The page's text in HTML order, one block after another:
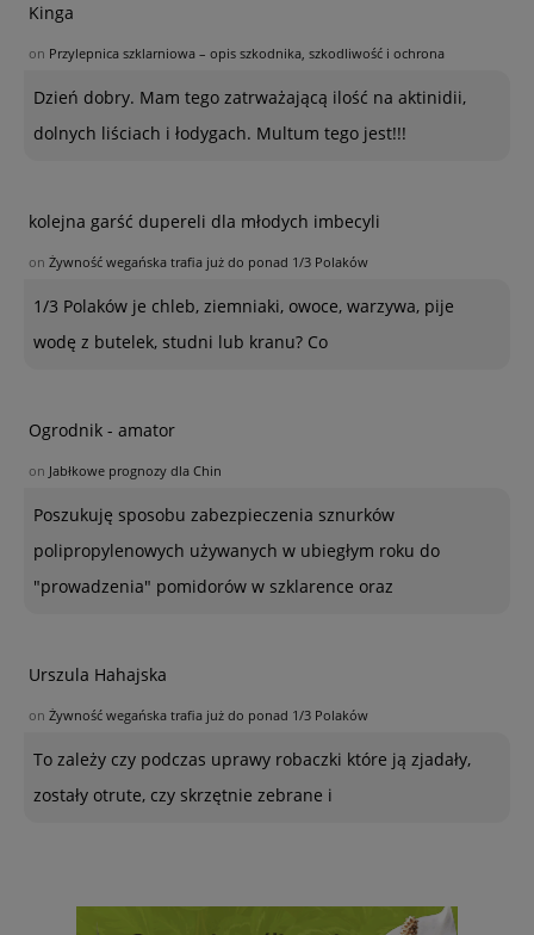
Kinga
on Przylepnica szklarniowa – opis szkodnika, szkodliwość i ochrona
Dzień dobry. Mam tego zatrważającą ilość na aktinidii,
dolnych liściach i łodygach. Multum tego jest!!!
kolejna garść dupereli dla młodych imbecyli
on Żywność wegańska trafia już do ponad 1/3 Polaków
1/3 Polaków je chleb, ziemniaki, owoce, warzywa, pije
wodę z butelek, studni lub kranu? Co
Ogrodnik - amator
on Jabłkowe prognozy dla Chin
Poszukuję sposobu zabezpieczenia sznurków
polipropylenowych używanych w ubiegłym roku do
"prowadzenia" pomidorów w szklarence oraz
Urszula Hahajska
on Żywność wegańska trafia już do ponad 1/3 Polaków
To zależy czy podczas uprawy robaczki które ją zjadały,
zostały otrute, czy skrzętnie zebrane i